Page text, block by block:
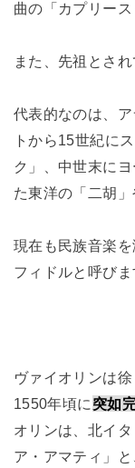
曲の「カプリー
また、先祖とさ
代表的なのは、
トから15世紀に
ク」、中世末に
た東洋の「二胡」
現在も民族音楽
フィドルと呼びま
ヴァイオリンは
1550年頃に 突如
オリンは、北イ
ア・アマティ」